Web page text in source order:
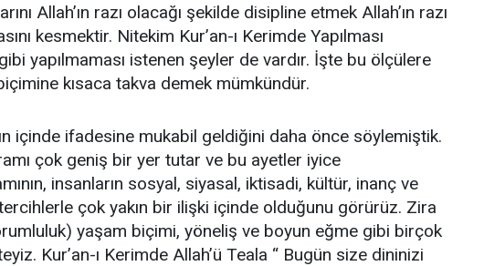
Allah’ın razı olacağı şekilde disipline etmek Allah’ın razı
kesmektir. Nitekim Kur’an-ı Kerimde Yapılması
yapılmaması istenen şeyler de vardır. İşte bu ölçülere
kısaca takva demek mümkündür.
içinde ifadesine mukabil geldiğini daha önce söylemiştik.
çok geniş bir yer tutar ve bu ayetler iyice
insanların sosyal, siyasal, iktisadi, kültür, inanç ve
çok yakın bir ilişki içinde olduğunu görürüz. Zira
yaşam biçimi, yöneliş ve boyun eğme gibi birçok
Kur’an-ı Kerimde Allah’ü Teala “ Bugün size dininizi